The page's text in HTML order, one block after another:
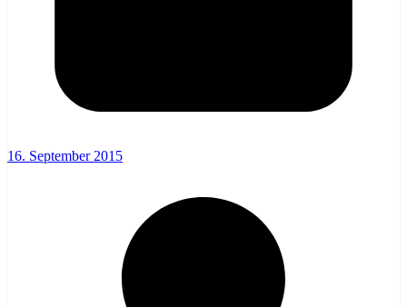
16. September 2015